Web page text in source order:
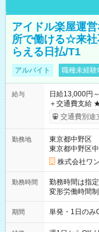
アイドル楽屋運
所で働ける☆来社
らえる日払/T1
アルバイト 職種未経験
給与
日給13,000円～
＋交通費支給 ★交通費全額支給！ ┗案件により規定あり ★日払
いOK！（規
ンビニATMから 日
交通費別途
勤務地
東京都中野区
東京都中野区
株式会社ワ
勤務時間
勤務時間は指
変形労働時間制 想定労
～21：00
期間 単発・1日のみ